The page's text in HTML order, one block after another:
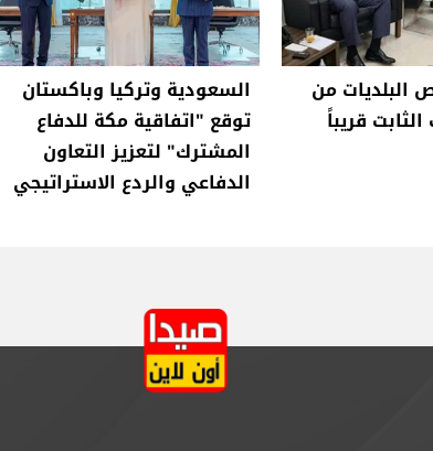
البلديات من
قريباً
السعودية وتركيا وباكستان
توقع "اتفاقية مكة للدفاع
المشترك" لتعزيز التعاون
الدفاعي والردع الاستراتيجي